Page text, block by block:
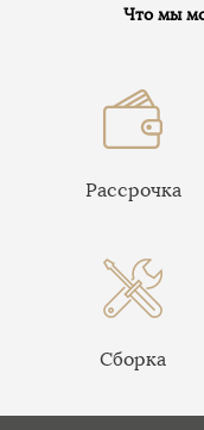
Что мы
Рассрочка
Сборка